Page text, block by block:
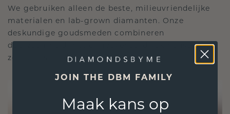
We gebruiken alleen de beste, milieuvriendelijke
materialen en lab-grown diamanten. Onze
deskundige goudsmeden combineren
duurzaamheid met ongeëvenaard vakmanschap,
zodat je sieraden zowel ethisch als prachtig zijn.
JOIN THE DBM FAMILY
Maak kans op